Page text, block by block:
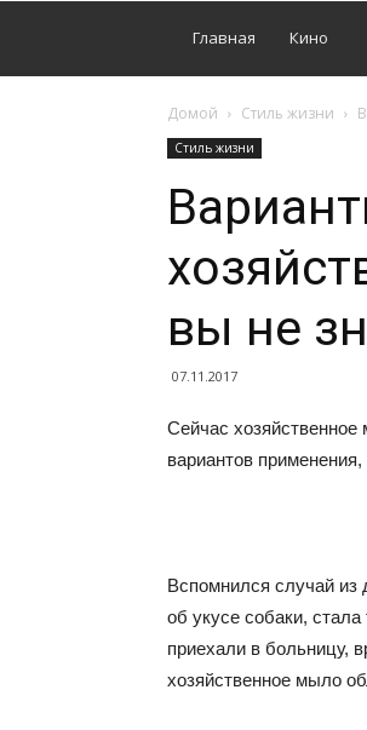
Главная Кино
Домой Стиль жизни
Стиль жизни
вы не
07.11.2017
Сейчас хозяйственное
вариантов
Вспомнился случай из
об укусе собаки,
приехали в больницу,
хозяйственное мыло